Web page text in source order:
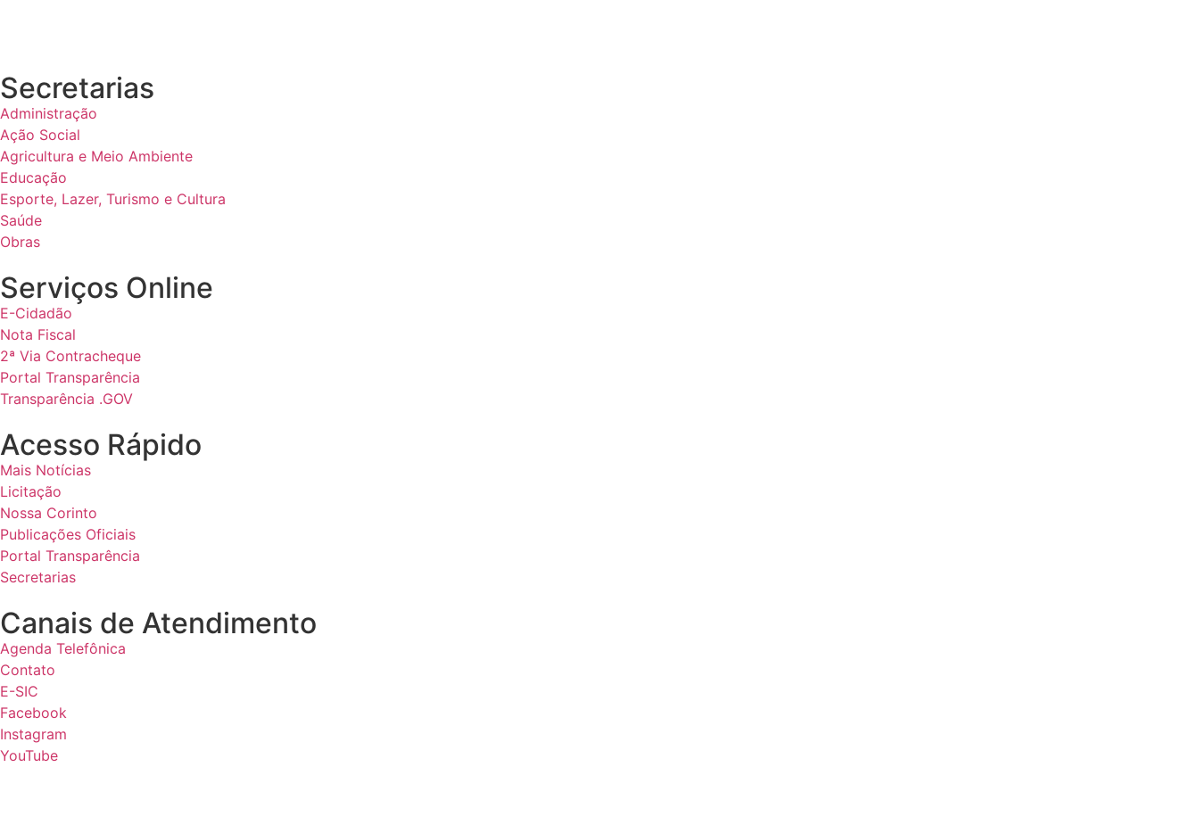
Secretarias
Administração
Ação Social
Agricultura e Meio Ambiente
Educação
Esporte, Lazer, Turismo e Cultura
Saúde
Obras
Serviços Online
E-Cidadão
Nota Fiscal
2ª Via Contracheque
Portal Transparência
Transparência .GOV
Acesso Rápido
Mais Notícias
Licitação
Nossa Corinto
Publicações Oficiais
Portal Transparência
Secretarias
Canais de Atendimento
Agenda Telefônica
Contato
E-SIC
Facebook
Instagram
YouTube